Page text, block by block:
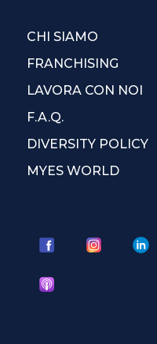
CHI SIAMO
FRANCHISING
LAVORA CON NOI
F.A.Q.
DIVERSITY POLICY
MYES WORLD